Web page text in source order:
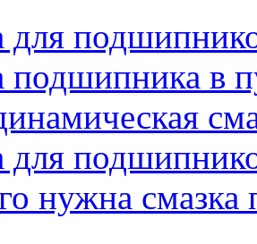
для
подшипника в
для
нужна